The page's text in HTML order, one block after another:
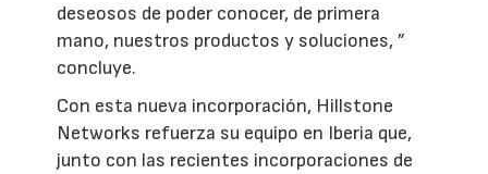
deseosos de poder conocer, de primera
mano, nuestros productos y soluciones, ”
concluye.
Con esta nueva incorporación, Hillstone
Networks refuerza su equipo en Iberia que,
junto con las recientes incorporaciones de